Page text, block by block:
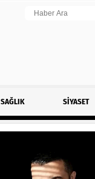
SAĞLIK SİYASET